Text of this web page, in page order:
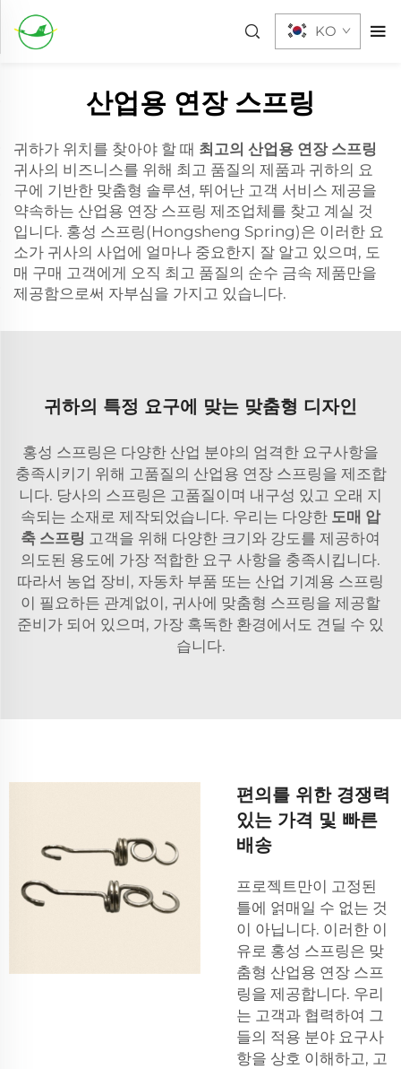
KO
산업용 연장 스프링
귀하가 위치를 찾아야 할 때 최고의 산업용 연장 스프링
귀사의 비즈니스를 위해 최고 품질의 제품과 귀하의 요
구에 기반한 맞춤형 솔루션, 뛰어난 고객 서비스 제공을
약속하는 산업용 연장 스프링 제조업체를 찾고 계실 것
입니다. 홍성 스프링(Hongsheng Spring)은 이러한 요
소가 귀사의 사업에 얼마나 중요한지 잘 알고 있으며, 도
매 구매 고객에게 오직 최고 품질의 순수 금속 제품만을
제공함으로써 자부심을 가지고 있습니다.
귀하의 특정 요구에 맞는 맞춤형 디자인
홍성 스프링은 다양한 산업 분야의 엄격한 요구사항을
충족시키기 위해 고품질의 산업용 연장 스프링을 제조합
니다. 당사의 스프링은 고품질이며 내구성 있고 오래 지
속되는 소재로 제작되었습니다. 우리는 다양한 도매 압
축 스프링 고객을 위해 다양한 크기와 강도를 제공하여
의도된 용도에 가장 적합한 요구 사항을 충족시킵니다.
따라서 농업 장비, 자동차 부품 또는 산업 기계용 스프링
이 필요하든 관계없이, 귀사에 맞춤형 스프링을 제공할
준비가 되어 있으며, 가장 혹독한 환경에서도 견딜 수 있
습니다.
편의를 위한 경쟁력
있는 가격 및 빠른
배송
프로젝트만이 고정된
틀에 얽매일 수 없는 것
이 아닙니다. 이러한 이
유로 홍성 스프링은 맞
춤형 산업용 연장 스프
링을 제공합니다. 우리
는 고객과 협력하여 그
들의 적용 분야 요구사
항을 상호 이해하고, 고